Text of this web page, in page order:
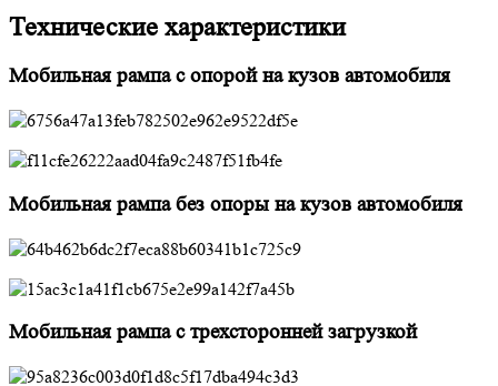
Технические характеристики
Мобильная рампа c опорой на кузов автомобиля
Мобильная рампа без опоры на кузов автомобиля
Мобильная рампа с трехсторонней загрузкой